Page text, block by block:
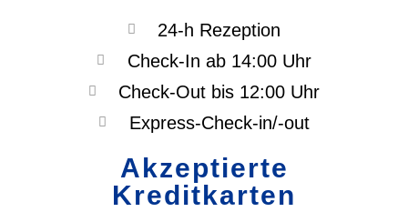
24-h Rezeption
Check-In ab 14:00 Uhr
Check-Out bis 12:00 Uhr
Express-Check-in/-out
Akzeptierte
Kreditkarten